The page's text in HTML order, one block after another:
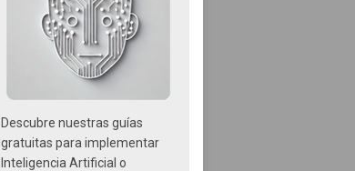
Descubre nuestras guías
gratuitas para implementar
Inteligencia Artificial o